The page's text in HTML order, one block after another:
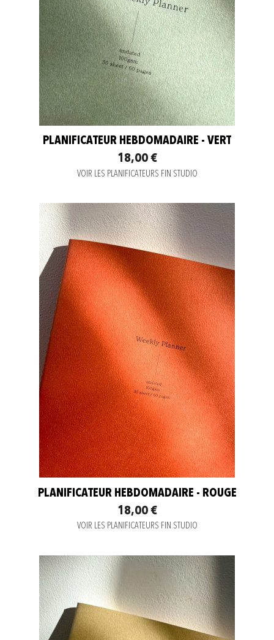
PLANIFICATEUR HEBDOMADAIRE - VERT
18,00 €
VOIR LES PLANIFICATEURS FIN STUDIO
PLANIFICATEUR HEBDOMADAIRE - ROUGE
18,00 €
VOIR LES PLANIFICATEURS FIN STUDIO